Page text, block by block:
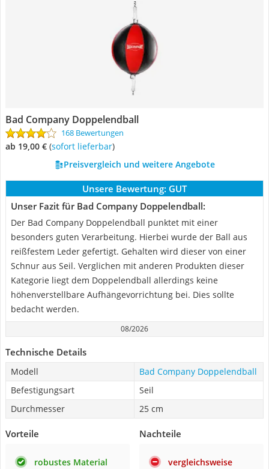
Bad Company Doppelendball
168 Bewertungen
ab 19,00 € ( Sofort lieferbar)
Preisvergleich und weitere Angebote
Unsere Bewertung: GUT
Unser Fazit für Bad Company Doppelendball:
Der Bad Company Doppelendball punktet mit einer
besonders guten Verarbeitung. Hierbei wurde der Ball aus
reißfestem Leder gefertigt. Gehalten wird dieser von einer
Schnur aus Seil. Verglichen mit anderen Produkten dieser
Kategorie liegt dem Doppelendball allerdings keine
höhenverstellbare Aufhängevorrichtung bei. Dies sollte
bedacht werden.
08/2026
Technische Details
Modell
Bad Company Doppelendball
Befestigungsart
Seil
Durchmesser
25 cm
Vorteile
robustes Material
Nachteile
vergleichsweise